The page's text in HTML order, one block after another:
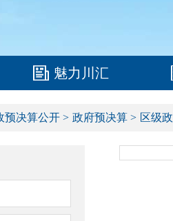
魅力川汇
预决算公开 > 政府预决算 > 区级